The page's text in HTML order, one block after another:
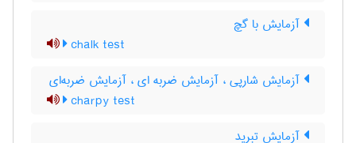
آزمایش با گچ
chalk test
آزمایش شارپی ، آزمایش ضربه ای ، آزمایش ضربه‌ای
charpy test
آزمایش تبرید